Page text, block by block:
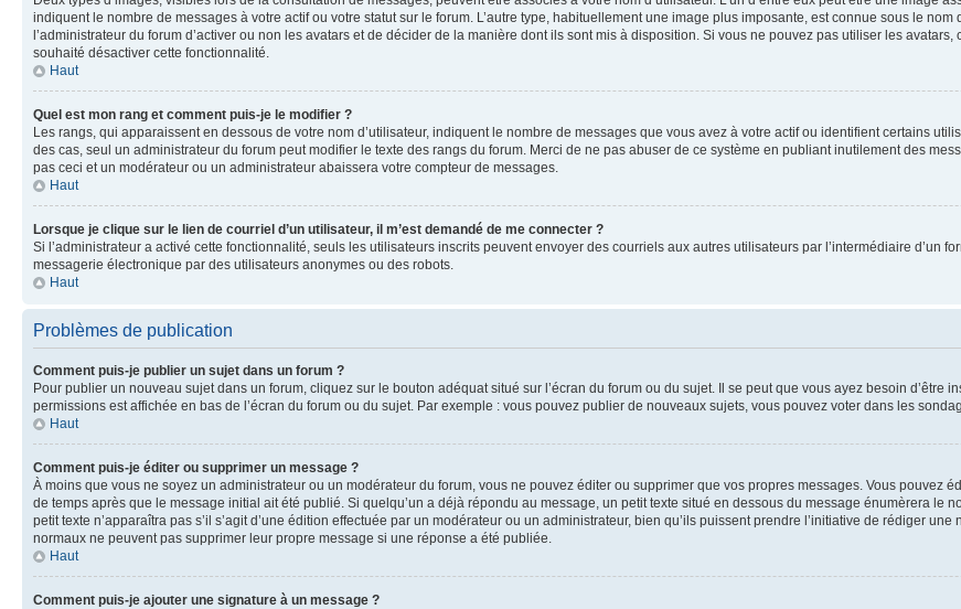
indiquent le nombre de messages à votre actif ou votre statut sur le forum. L’autre type, habituellement une image plus imposante, est connue sous le
l’administrateur du forum d’activer ou non les avatars et de décider de la manière dont ils sont mis à disposition. Si vous ne pouvez pas utiliser les
souhaité désactiver cette fonctionnalité.
Haut
Quel est mon rang et comment puis-je le modifier ?
Les rangs, qui apparaissent en dessous de votre nom d’utilisateur, indiquent le nombre de messages que vous avez à votre actif ou identifient certains
des cas, seul un administrateur du forum peut modifier le texte des rangs du forum. Merci de ne pas abuser de ce système en publiant inutilement des
pas ceci et un modérateur ou un administrateur abaissera votre compteur de messages.
Haut
Lorsque je clique sur le lien de courriel d’un utilisateur, il m’est demandé de me connecter ?
Si l’administrateur a activé cette fonctionnalité, seuls les utilisateurs inscrits peuvent envoyer des courriels aux autres utilisateurs par l’intermédiaire d’un
messagerie électronique par des utilisateurs anonymes ou des robots.
Haut
Problèmes de publication
Comment puis-je publier un sujet dans un forum ?
Pour publier un nouveau sujet dans un forum, cliquez sur le bouton adéquat situé sur l’écran du forum ou du sujet. Il se peut que vous ayez besoin
permissions est affichée en bas de l’écran du forum ou du sujet. Par exemple : vous pouvez publier de nouveaux sujets, vous pouvez voter dans les
Haut
Comment puis-je éditer ou supprimer un message ?
À moins que vous ne soyez un administrateur ou un modérateur du forum, vous ne pouvez éditer ou supprimer que vos propres messages. Vous pouvez
de temps après que le message initial ait été publié. Si quelqu’un a déjà répondu au message, un petit texte situé en dessous du message énumèrera le
petit texte n’apparaîtra pas s’il s’agit d’une édition effectuée par un modérateur ou un administrateur, bien qu’ils puissent prendre l’initiative de rédiger
normaux ne peuvent pas supprimer leur propre message si une réponse a été publiée.
Haut
Comment puis-je ajouter une signature à un message ?